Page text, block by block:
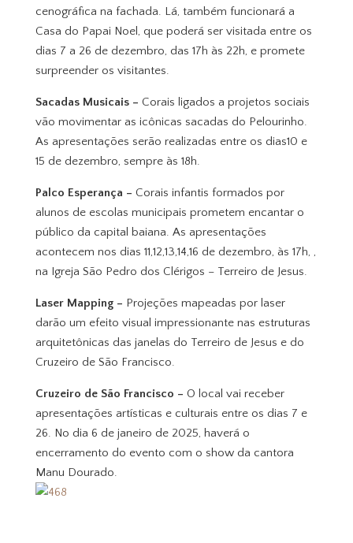
cenográfica na fachada. Lá, também funcionará a
Casa do Papai Noel, que poderá ser visitada entre os
dias 7 a 26 de dezembro, das 17h às 22h, e promete
surpreender os visitantes.
Sacadas Musicais – Corais ligados a projetos sociais
vão movimentar as icônicas sacadas do Pelourinho.
As apresentações serão realizadas entre os dias10 e
15 de dezembro, sempre às 18h.
Palco Esperança – Corais infantis formados por
alunos de escolas municipais prometem encantar o
público da capital baiana. As apresentações
acontecem nos dias 11,12,13,14,16 de dezembro, às 17h, ,
na Igreja São Pedro dos Clérigos – Terreiro de Jesus.
Laser Mapping – Projeções mapeadas por laser
darão um efeito visual impressionante nas estruturas
arquitetônicas das janelas do Terreiro de Jesus e do
Cruzeiro de São Francisco.
Cruzeiro de São Francisco – O local vai receber
apresentações artísticas e culturais entre os dias 7 e
26. No dia 6 de janeiro de 2025, haverá o
encerramento do evento com o show da cantora
Manu Dourado.